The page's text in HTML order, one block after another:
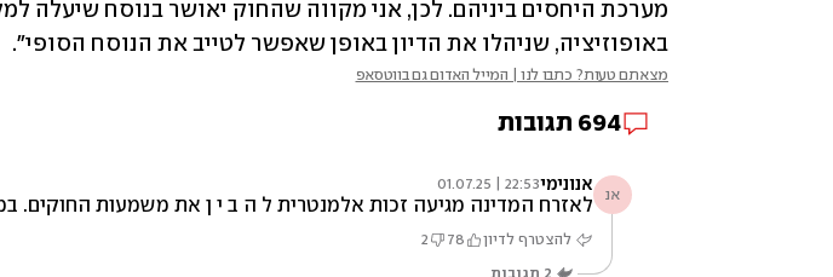
באופוזיציה, שניהלו את הדיון באופן שאפשר לטייב את הנוסח הסופי".
מצאתם טעות? כתבו לנו | המייל האדום גם בווטסאפ
694 תגובות
אנ אנונימי22:53 | 01.07.25
לאזרח המדינה מגיעה זכות אלמנטרית ל ה ב י ן את משמעות החוקים.
להצטרף לדיון 78
2
2 תגובות